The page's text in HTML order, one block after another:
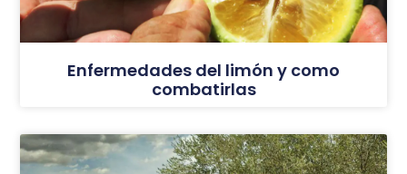
Enfermedades del limón y como
combatirlas